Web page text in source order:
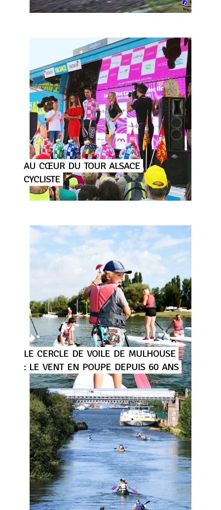
AU CŒUR DU TOUR ALSACE
CYCLISTE
LE CERCLE DE VOILE DE MULHOUSE
: LE VENT EN POUPE DEPUIS 60 ANS